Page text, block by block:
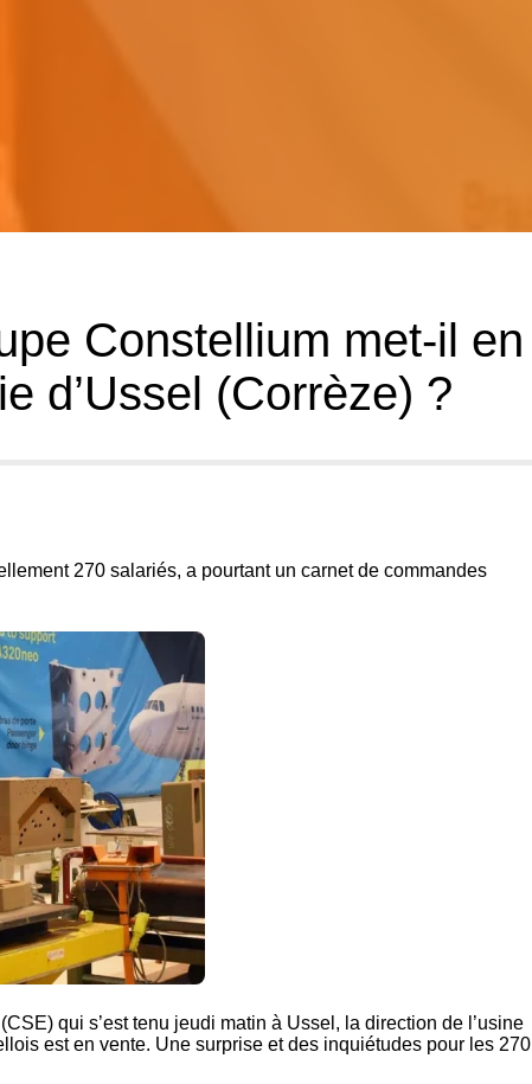
Constellium met-il en
d’Ussel (Corrèze) ?
270 salariés, a pourtant un carnet de commandes
qui s’est tenu jeudi matin à Ussel, la direction de l’usine
est en vente. Une surprise et des inquiétudes pour les 270